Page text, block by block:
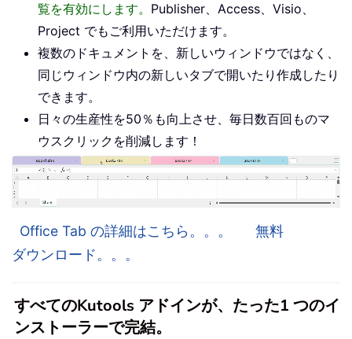
覧を有効にします。 Publisher、Access、Visio、
Project でもご利用いただけます。
複数のドキュメントを、新しいウィンドウではなく、
同じウィンドウ内の新しいタブで開いたり作成したり
できます。
日々の生産性を50％も向上させ、毎日数百回ものマ
ウスクリックを削減します！
Office Tab の詳細はこちら。。。
無料
ダウンロード。。。
すべてのKutools アドインが、たった1 つのイ
ンストーラーで完結。